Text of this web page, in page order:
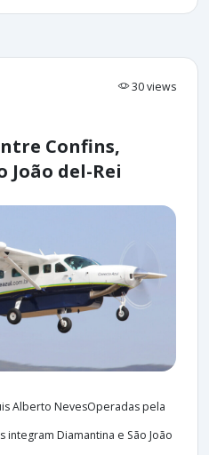
30 views
Confins,
João del-Rei
Alberto NevesOperadas pela
integram Diamantina e São João